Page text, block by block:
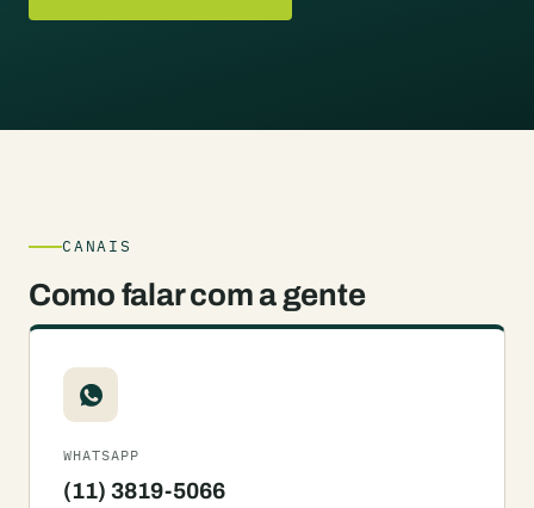
CANAIS
Como falar com a gente
WHATSAPP
(11) 3819-5066